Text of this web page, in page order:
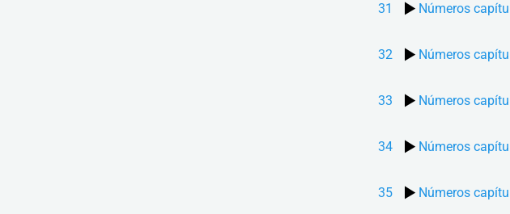
31 Números
32 Números
33 Números
34 Números
35 Números